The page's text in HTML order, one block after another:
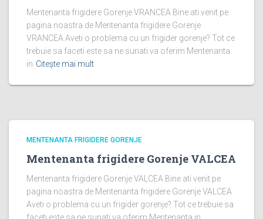
Mentenanta frigidere Gorenje VRANCEA Bine ati venit pe
pagina noastra de Mentenanta frigidere Gorenje
VRANCEA Aveti o problema cu un frigider gorenje? Tot ce
trebuie sa faceti este sa ne sunati va oferim Mentenanta
in Citește mai mult
MENTENANTA FRIGIDERE GORENJE
Mentenanta frigidere Gorenje VALCEA
Mentenanta frigidere Gorenje VALCEA Bine ati venit pe
pagina noastra de Mentenanta frigidere Gorenje VALCEA
Aveti o problema cu un frigider gorenje? Tot ce trebuie sa